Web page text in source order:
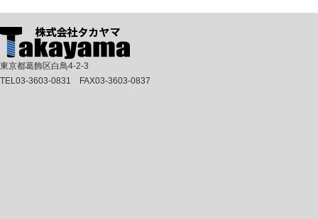
東京都葛飾区白鳥4-2-3
TEL03-3603-0831 FAX03-3603-0837